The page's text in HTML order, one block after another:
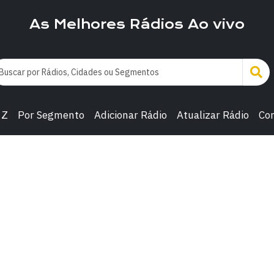
As Melhores Rádios Ao vivo
Por Segmento Adicionar Rádio Atualizar Rádio